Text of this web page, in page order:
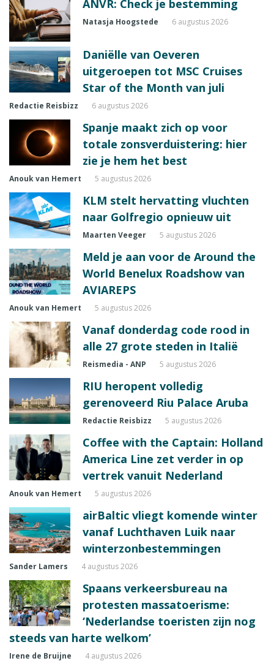
ANVR: Check je bestemming
Natasja Hoogstede 6 augustus 2026
Daniëlle van Oeveren
uitgeroepen tot MSC Cruises
Star of the Month van juli
Redactie Reisbizz 6 augustus 2026
Spanje maakt zich op voor
totale zonsverduistering: hier
zie je hem het best
Anouk van Hemert 5 augustus 2026
KLM stelt hervatting vluchten
naar Golfregio opnieuw uit
Maarten Veeger 5 augustus 2026
Meld je aan voor de Around the
World Benelux Roadshow van
AVIAREPS
Anouk van Hemert 5 augustus 2026
Vanaf donderdag code rood in
alle 27 grote steden in Italië
Reismedia - ANP 5 augustus 2026
RIU heropent volledig
gerenoveerd Riu Palace Aruba
Redactie Reisbizz 5 augustus 2026
Coffee with the Captain: Holland
America Line zet verder in op
vertrek vanuit Nederland
Anouk van Hemert 5 augustus 2026
airBaltic vliegt komende winter
vanaf Luchthaven Luik naar
winterzonbestemmingen
Sander Lamers 4 augustus 2026
Spaans verkeersbureau na
protesten massatoerisme:
‘Nederlandse toeristen zijn nog
steeds van harte welkom’
Irene de Bruijne 4 augustus 2026